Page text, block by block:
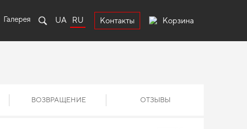
Галерея UA RU Контакты Корзина
ВОЗВРАЩЕНИЕ ОТЗЫВЫ